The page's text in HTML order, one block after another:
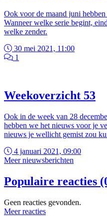
Ook voor de maand juni
Wanneer welke serie begint,
welke zender.
30 mei 2021, 11:00
1
Weekoverzicht 53
Ook in de week van 28
hebben we het nieuws voor je
nieuws je wellicht gemist zou
4 januari 2021, 09:00
Meer nieuwsberichten
Populaire reacties
Geen reacties gevonden.
Meer reacties